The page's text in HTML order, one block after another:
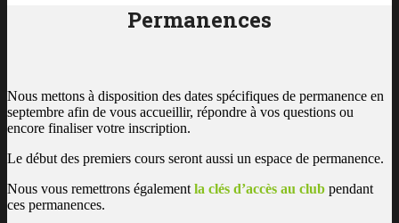
Permanences
Nous mettons à disposition des dates spécifiques de permanence en
septembre afin de vous accueillir, répondre à vos questions ou
encore finaliser votre inscription.
Le début des premiers cours seront aussi un espace de permanence.
Nous vous remettrons également la clés d’accès au club pendant
ces permanences.